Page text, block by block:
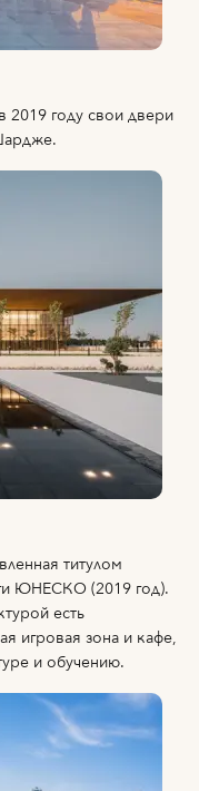
2019 году свои двери
титулом
ЮНЕСКО (2019 год).
есть
игровая зона и кафе,
и обучению.